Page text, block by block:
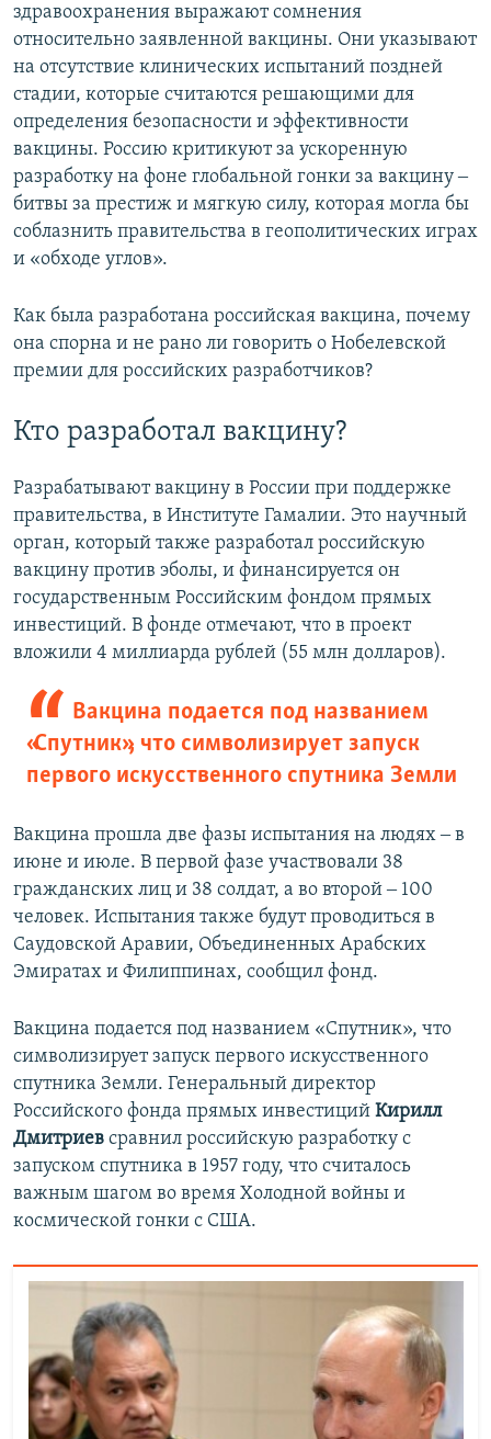
здравоохранения выражают сомнения
относительно заявленной вакцины. Они указывают
на отсутствие клинических испытаний поздней
стадии, которые считаются решающими для
определения безопасности и эффективности
вакцины. Россию критикуют за ускоренную
разработку на фоне глобальной гонки за вакцину ‒
битвы за престиж и мягкую силу, которая могла бы
соблазнить правительства в геополитических играх
и «обходе углов».
Как была разработана российская вакцина, почему
она спорна и не рано ли говорить о Нобелевской
премии для российских разработчиков?
Кто разработал вакцину?
Разрабатывают вакцину в России при поддержке
правительства, в Институте Гамалии. Это научный
орган, который также разработал российскую
вакцину против эболы, и финансируется он
государственным Российским фондом прямых
инвестиций. В фонде отмечают, что в проект
вложили 4 миллиарда рублей (55 млн долларов).
Вакцина подается под названием
«Спутник», что символизирует запуск
первого искусственного спутника Земли
Вакцина прошла две фазы испытания на людях ‒ в
июне и июле. В первой фазе участвовали 38
гражданских лиц и 38 солдат, а во второй ‒ 100
человек. Испытания также будут проводиться в
Саудовской Аравии, Объединенных Арабских
Эмиратах и Филиппинах, сообщил фонд.
Вакцина подается под названием «Спутник», что
символизирует запуск первого искусственного
спутника Земли. Генеральный директор
Российского фонда прямых инвестиций Кирилл
Дмитриев сравнил российскую разработку с
запуском спутника в 1957 году, что считалось
важным шагом во время Холодной войны и
космической гонки с США.